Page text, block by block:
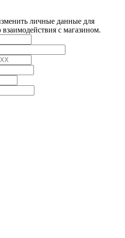
личные данные для
с магазином.